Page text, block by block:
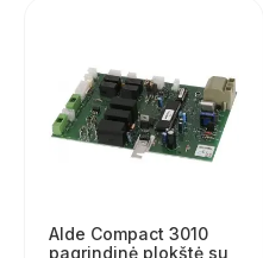
Alde Compact 3010
pagrindinė plokštė su